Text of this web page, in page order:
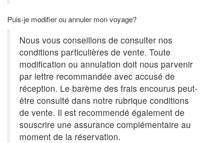
Puis-je modifier ou annuler mon voyage?
Nous vous conseillons de consulter nos
conditions particulières de vente. Toute
modification ou annulation doit nous parvenir
par lettre recommandée avec accusé de
réception. Le barème des frais encourus peut-
être consulté dans notre rubrique conditions
de vente. Il est recommendé également de
souscrire une assurance complémentaire au
moment de la réservation.